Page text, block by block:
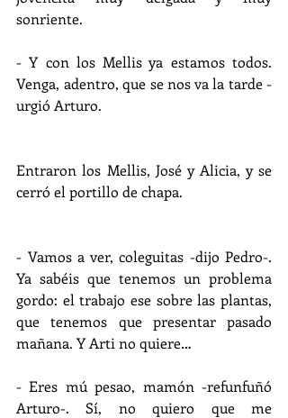
sonriente.
- Y con los Mellis ya estamos todos.
Venga, adentro, que se nos va la tarde -
urgió Arturo.
Entraron los Mellis, José y Alicia, y se
cerró el portillo de chapa.
- Vamos a ver, coleguitas -dijo Pedro-.
Ya sabéis que tenemos un problema
gordo: el trabajo ese sobre las plantas,
que tenemos que presentar pasado
mañana. Y Arti no quiere…
- Eres mú pesao, mamón -refunfuñó
Arturo-. Sí, no quiero que me